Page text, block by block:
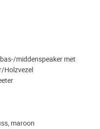
middenspeaker met
Holzvezel
maroon